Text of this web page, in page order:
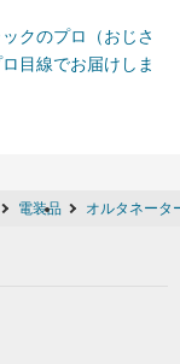
クのプロ（おじさ
目線でお届けしま
電装品 オルタネータ